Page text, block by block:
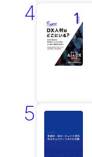
4
5